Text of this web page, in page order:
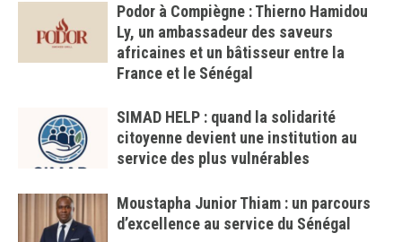
Podor à Compiègne : Thierno Hamidou
Ly, un ambassadeur des saveurs
africaines et un bâtisseur entre la
France et le Sénégal
SIMAD HELP : quand la solidarité
citoyenne devient une institution au
service des plus vulnérables
Moustapha Junior Thiam : un parcours
d’excellence au service du Sénégal